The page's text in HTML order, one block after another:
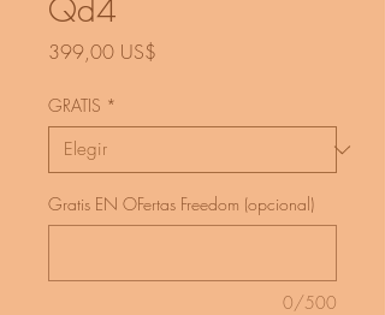
Qd4
399,00 US$
GRATIS *
Gratis EN OFertas Freedom (opcional)
0/500